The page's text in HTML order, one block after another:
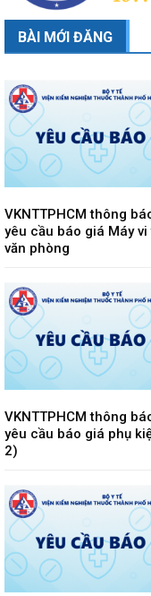
BÀI MỚI ĐĂNG
VKNTTPHCM thông
yêu cầu báo giá Máy vi
văn phòng
VKNTTPHCM thông
yêu cầu báo giá phụ
2)